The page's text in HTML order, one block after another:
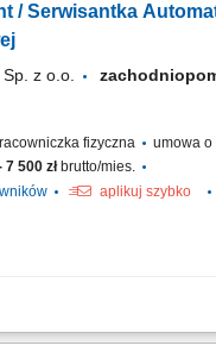
wykonywanie
podległych systemów,
/ Serwisantka
z o.o.
fizyczna
umowa o
7 500 złbrutto/mies.
aplikuj szybko
i naprawcze